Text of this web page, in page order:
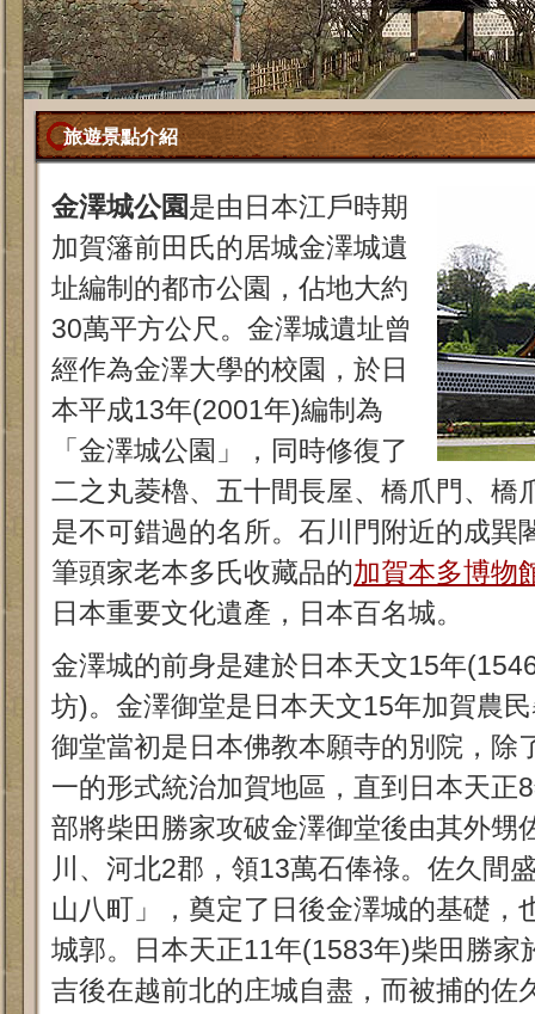
旅遊景點介紹
金澤城公園是由日本江戶時期
加賀籓前田氏的居城金澤城遺
址編制的都市公園，佔地大約
30萬平方公尺。金澤城遺址曾
經作為金澤大學的校園，於日
本平成13年(2001年)編制為
「金澤城公園」，同時修復了
二之丸菱櫓、五十間長屋、橋爪門、橋
是不可錯過的名所。石川門附近的成巽
筆頭家老本多氏收藏品的加賀本多博物
日本重要文化遺產，日本百名城。
金澤城的前身是建於日本天文15年
坊)。金澤御堂是日本天文15年加賀農
御堂當初是日本佛教本願寺的別院，除
一的形式統治加賀地區，直到日本天正
部將柴田勝家攻破金澤御堂後由其外甥
川、河北2郡，領13萬石俸祿。佐久間
山八町」，奠定了日後金澤城的基礎，
城郭。日本天正11年(1583年)柴田勝家
吉後在越前北的庄城自盡，而被捕的佐